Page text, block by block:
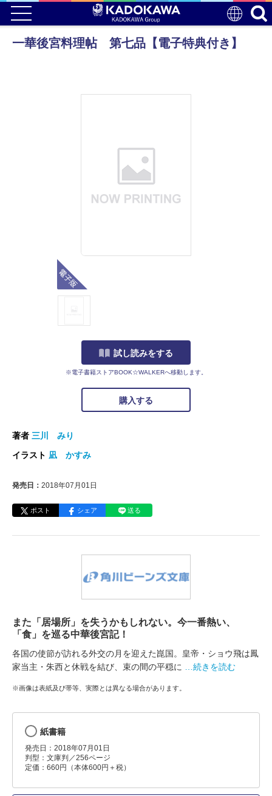
一華後宮料理帖 第七品【電子特典付き】
試し読みをする
※電子書籍ストアBOOK☆WALKERへ移動します。
購入する
著者 三川 みり
イラスト 凪 かすみ
発売日： 2018年07月01日
ポスト シェア 送る
また「居場所」を失うかもしれない。今一番熱い、
「食」を巡る中華後宮記！
各国の使節が訪れる外交の月を迎えた崑国。皇帝・ショウ飛は鳳
家当主・朱西と休戦を結び、束の間の平穏に
…続きを読む
※画像は表紙及び帯等、実際とは異なる場合があります。
紙書籍
発売日：2018年07月01日
判型：文庫判／256ページ
定価：660円（本体600円＋税）